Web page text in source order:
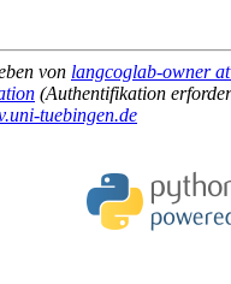
von langcoglab-owner
(Authentifikation
tuebingen.de